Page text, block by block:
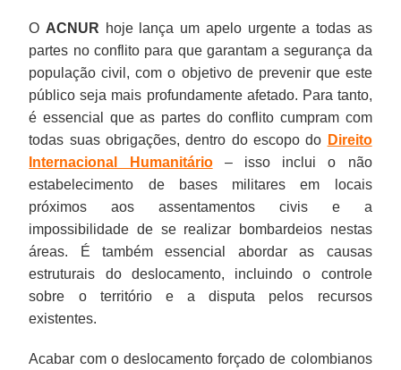
O ACNUR hoje lança um apelo urgente a todas as
partes no conflito para que garantam a segurança da
população civil, com o objetivo de prevenir que este
público seja mais profundamente afetado. Para tanto,
é essencial que as partes do conflito cumpram com
todas suas obrigações, dentro do escopo do Direito
Internacional Humanitário– isso inclui o não
estabelecimento de bases militares em locais
próximos aos assentamentos civis e a
impossibilidade de se realizar bombardeios nestas
áreas. É também essencial abordar as causas
estruturais do deslocamento, incluindo o controle
sobre o território e a disputa pelos recursos
existentes.
Acabar com o deslocamento forçado de colombianos